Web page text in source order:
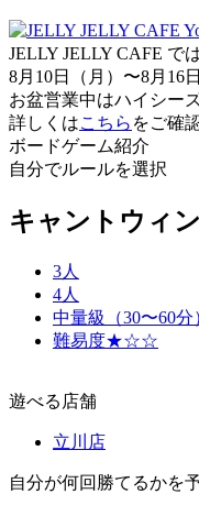
JELLY JELLY CAFE で
8月10日（月）〜8月16
お盆営業中はハイシー
詳しくはこちら をご確
ボードゲーム紹介
自分でルールを選択
キャントウィン
3人
4人
中量級（30〜60分
難易度★☆☆
遊べる店舗
立川店
自分が何回勝てるかを